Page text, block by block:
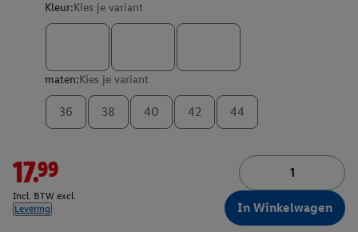
Kleur:Kies je variant
maten:Kies je variant
36 38 40 42 44
17.99
Incl. BTW excl.
Levering
In Winkelwagen